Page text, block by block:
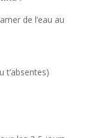
de l’eau au
t’absentes)